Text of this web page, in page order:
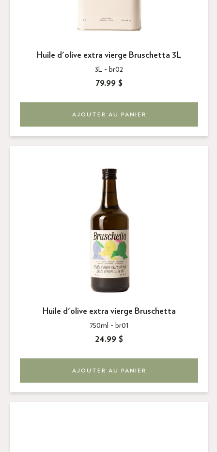
Huile d'olive extra vierge Bruschetta 3L
3L - br02
79.99 $
AJOUTER AU PANIER
Huile d'olive extra vierge Bruschetta
750ml - br01
24.99 $
AJOUTER AU PANIER